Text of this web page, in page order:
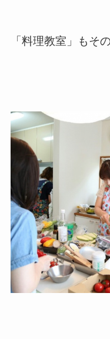
「料理教室」もそ